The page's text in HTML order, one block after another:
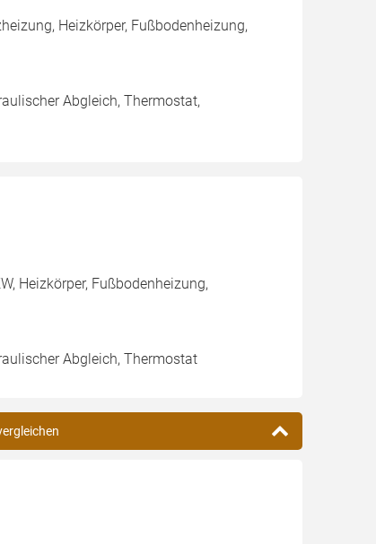
Heizkörper, Fußbodenheizung,
Abgleich, Thermostat,
Heizkörper, Fußbodenheizung,
Abgleich, Thermostat